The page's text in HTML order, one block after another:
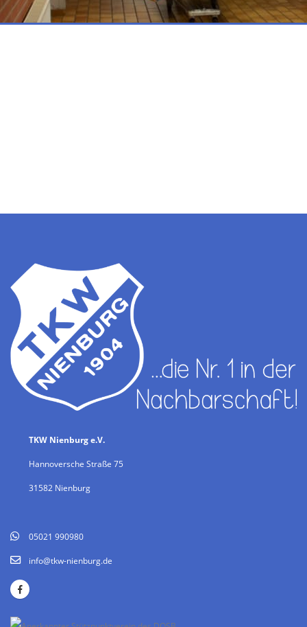
Sabrina Franke
1. Vorsitzende
TKW Nienburg e.V.
Hannoversche Straße 75
31582 Nienburg
05021 990980
info@tkw-nienburg.de